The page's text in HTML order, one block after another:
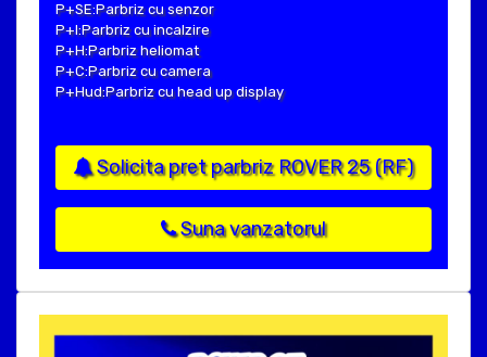
P+SE:Parbriz cu senzor
P+I:Parbriz cu incalzire
P+H:Parbriz heliomat
P+C:Parbriz cu camera
P+Hud:Parbriz cu head up display
Solicita pret parbriz ROVER 25 (RF)
Suna vanzatorul